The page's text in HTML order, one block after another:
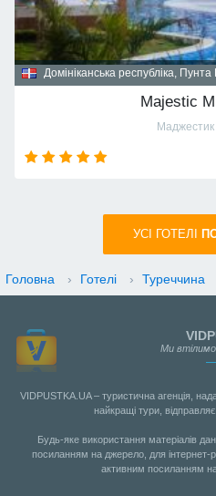
Домініканська республіка,
Majestic
УСI ГОТЕЛІ
Головна › Готелі › Туреччина
Ми
VIDPUSTKA.UA – туристична агенція,
найкращі тури,
Будь-яке використання матеріалів
посиланням на джерело, для інтернет-
активним посиланням